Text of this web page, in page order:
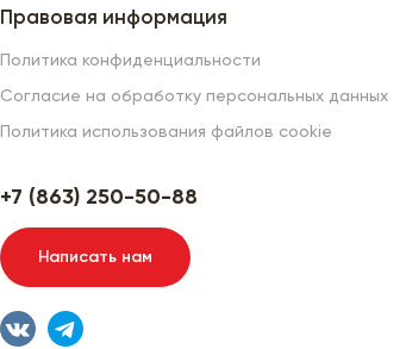
Правовая информация
Политика конфиденциальности
Согласие на обработку персональных данных
Политика использования файлов cookie
+7 (863) 250-50-88
Написать нам